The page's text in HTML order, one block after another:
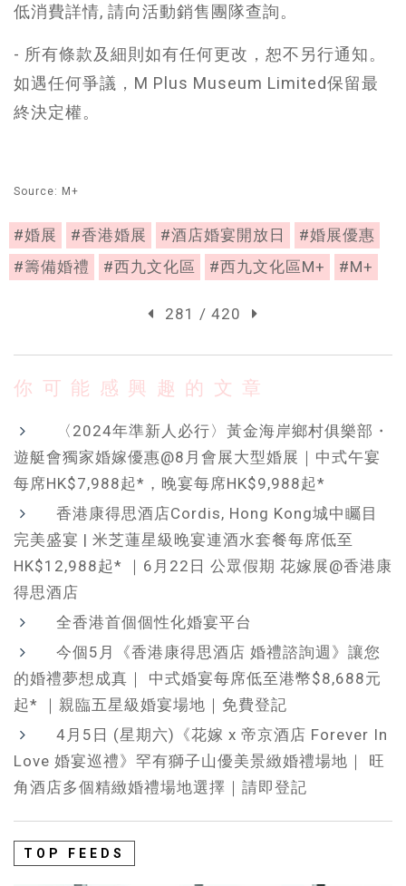
低消費詳情, 請向活動銷售團隊查詢。
- 所有條款及細則如有任何更改，恕不另行通知。
如遇任何爭議，M Plus Museum Limited保留最
終決定權。
Source: M+
#婚展 #香港婚展 #酒店婚宴開放日
#婚展優惠
#籌備婚禮
#西九文化區 #西九文化區M+ #M+
281 / 420
你可能感興趣的文章
〈2024年準新人必行〉黃金海岸鄉村俱樂部・
遊艇會獨家婚嫁優惠@8月會展大型婚展｜中式午宴
每席HK$7,988起*，晚宴每席HK$9,988起*
香港康得思酒店Cordis, Hong Kong城中矚目
完美盛宴 | 米芝蓮星級晚宴連酒水套餐每席低至
HK$12,988起* ｜6月22日 公眾假期 花嫁展@香港康
得思酒店
全香港首個個性化婚宴平台
今個5月《香港康得思酒店 婚禮諮詢週》讓您
的婚禮夢想成真｜ 中式婚宴每席低至港幣$8,688元
起* ｜親臨五星級婚宴場地｜免費登記
4月5日 (星期六)《花嫁 x 帝京酒店 Forever In
Love 婚宴巡禮》罕有獅子山優美景緻婚禮場地｜ 旺
角酒店多個精緻婚禮場地選擇｜請即登記
TOP FEEDS